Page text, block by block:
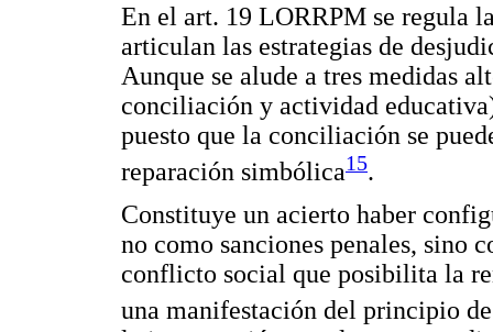
En el art. 19 LORRPM se regula
articulan las estrategias de
Aunque se alude a tres medidas
conciliación y actividad
puesto que la conciliación se
reparación simbólica15.
Constituye un acierto haber
no como sanciones penales, sino
conflicto social que posibilita la
una manifestación del principio